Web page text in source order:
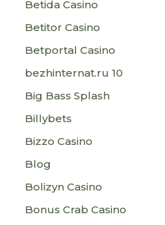
Betida Casino
Betitor Casino
Betportal Casino
bezhinternat.ru 10
Big Bass Splash
Billybets
Bizzo Casino
Blog
Bolizyn Casino
Bonus Crab Casino